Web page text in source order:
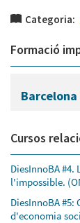
Categoria:
Formació
Cursos
DiesInnoBA
l'impossible.
DiesInnoBA
d'economia